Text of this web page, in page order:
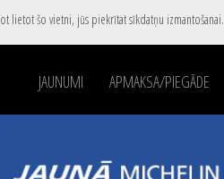
lietot šo vietni, jūs piekrītat sīkdatņu izmantošanai.
JAUNUMI APMAKSA/PIEGĀDE